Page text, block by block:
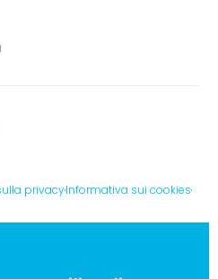
privacyInformativa sui cookies